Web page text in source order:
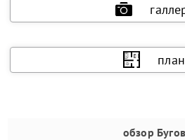
обзор